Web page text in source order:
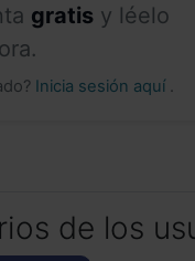
gratis y léelo
Inicia sesión aquí .
de los